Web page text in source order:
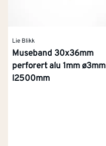
Lie Blikk
Museband 30x36mm
perforert alu 1mm ø3mm
l2500mm